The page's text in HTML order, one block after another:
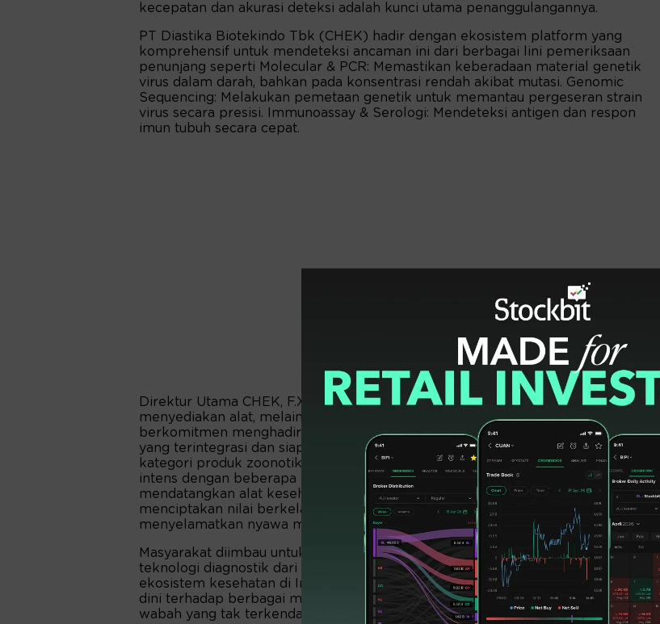
kecepatan dan akurasi deteksi adalah kunci utama penanggulangannya.
PT Diastika Biotekindo Tbk (CHEK) hadir dengan ekosistem platform yang
komprehensif untuk mendeteksi ancaman ini dari berbagai lini pemeriksaan
penunjang seperti Molecular & PCR: Memastikan keberadaan material genetik
virus dalam darah, bahkan pada konsentrasi rendah akibat mutasi. Genomic
Sequencing: Melakukan pemetaan genetik untuk memantau pergeseran strain
virus secara presisi. Immunoassay & Serologi: Mendeteksi antigen dan respon
imun tubuh secara cepat.
Direktur Utama CHEK, F.X Yoshua R, menegaskan bahwa kami tidak sekadar
menyediakan alat, melainkan solusi ketahanan kesehatan nasional. "Perseroan
berkomitmen menghadirkan produk precision medicine berteknologi terkini
yang terintegrasi dan siap melakukan ekspansi secara besar-besaran melalui
kategori produk zoonotik, dimana saat ini kami sedang melakukan pembicaraan
intens dengan beberapa produk atau brand-brand besar dunia untuk kerjasama
mendatangkan alat kesehatan untuk pemeriksaan Hantavirus di Indonesia. Kami
menciptakan nilai berkelanjutan melalui kesiapan deteksi yang mampu
menyelamatkan nyawa masyarakat Indonesia," ujarnya.
Masyarakat diimbau untuk tetap waspada namun tenang. Dengan dukungan
teknologi diagnostik dari kategori Molecular hingga Genomic yang dimiliki CHEK,
ekosistem kesehatan di Indonesia kini jauh lebih siap untuk melakukan deteksi
dini terhadap berbagai mutasi virus dan bakteri berbahaya sebelum menjadi
wabah yang tak terkendali.